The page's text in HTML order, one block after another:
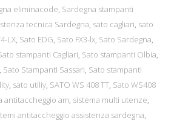
eliminacode, Sardegna stampanti
tecnica Sardegna, sato cagliari, sato
LX, Sato EDG, Sato FX3-lx, Sato Sardegna,
stampanti Cagliari, Sato stampanti Olbia,
, Sato Stampanti Sassari, Sato stampanti
, sato utiliy, SATO WS 408 TT, Sato WS408
antitaccheggio am, sistema multi utenze,
antitaccheggio assistenza sardegna,